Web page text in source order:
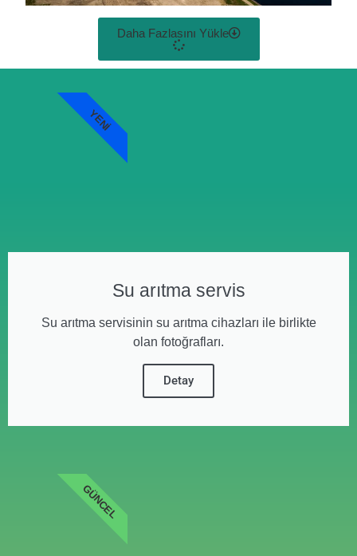
Daha Fazlasını Yükle
Su arıtma servis
Su arıtma servisinin su arıtma cihazları ile birlikte
olan fotoğrafları.
Detay
YENI
GÜNCEL